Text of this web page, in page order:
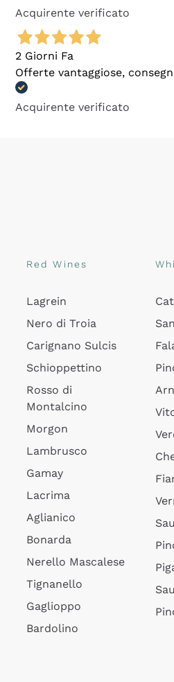
Acquirente verificato
2 Giorni Fa
Offerte vantaggiose,
Acquirente verificato
Red Wines
Lagrein
Nero di Troia
Carignano Sulcis
Schioppettino
Rosso di
Montalcino
Morgon
Lambrusco
Gamay
Lacrima
Aglianico
Bonarda
Nerello Mascalese
Tignanello
Gaglioppo
Bardolino